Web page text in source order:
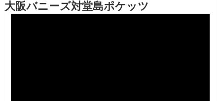
大阪バニーズ対堂島ポケッツ